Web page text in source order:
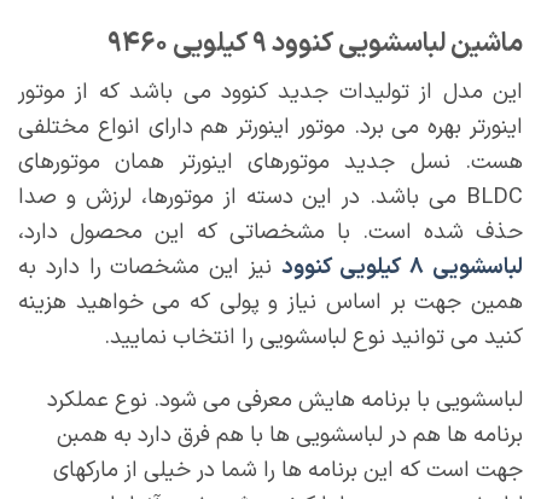
ماشین لباسشویی کنوود ۹ کیلویی ۹۴۶۰
این مدل از تولیدات جدید کنوود می باشد که از موتور
اینورتر بهره می برد. موتور اینورتر هم دارای انواع مختلفی
هست. نسل جدید موتورهای اینورتر همان موتورهای
BLDC می باشد. در این دسته از موتورها، لرزش و صدا
حذف شده است. با مشخصاتی که این محصول دارد،
لباسشویی ۸ کیلویی کنوود
نیز این مشخصات را دارد به
همین جهت بر اساس نیاز و پولی که می خواهید هزینه
کنید می توانید نوع لباسشویی را انتخاب نمایید.
لباسشویی با برنامه هایش معرفی می شود. نوع عملکرد
برنامه ها هم در لباسشویی ها با هم فرق دارد به همبن
جهت است که این برنامه ها را شما در خیلی از مارکهای